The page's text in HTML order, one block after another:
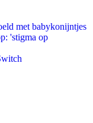
met babykonijntjes
'stigma op